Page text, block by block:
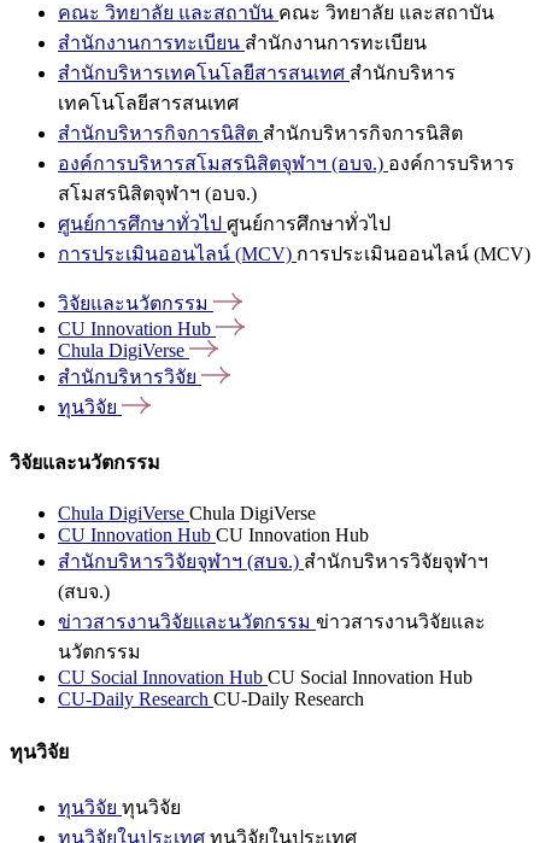
คณะ วิทยาลัย และสถาบัน คณะ วิทยาลัย และสถาบัน
สำนักงานการทะเบียน สำนักงานการทะเบียน
สำนักบริหารเทคโนโลยีสารสนเทศ สำนักบริหาร
เทคโนโลยีสารสนเทศ
สำนักบริหารกิจการนิสิต สำนักบริหารกิจการนิสิต
องค์การบริหารสโมสรนิสิตจุฬาฯ (อบจ.) องค์การบริหาร
สโมสรนิสิตจุฬาฯ (อบจ.)
ศูนย์การศึกษาทั่วไป ศูนย์การศึกษาทั่วไป
การประเมินออนไลน์ (MCV) การประเมินออนไลน์ (MCV)
วิจัยและนวัตกรรม
CU Innovation Hub
Chula DigiVerse
สำนักบริหารวิจัย
ทุนวิจัย
วิจัยและนวัตกรรม
Chula DigiVerse Chula DigiVerse
CU Innovation Hub CU Innovation Hub
สำนักบริหารวิจัยจุฬาฯ (สบจ.) สำนักบริหารวิจัยจุฬาฯ
(สบจ.)
ข่าวสารงานวิจัยและนวัตกรรม ข่าวสารงานวิจัยและ
นวัตกรรม
CU Social Innovation Hub CU Social Innovation Hub
CU-Daily Research CU-Daily Research
ทุนวิจัย
ทุนวิจัย ทุนวิจัย
ทุนวิจัยในประเทศ ทุนวิจัยในประเทศ